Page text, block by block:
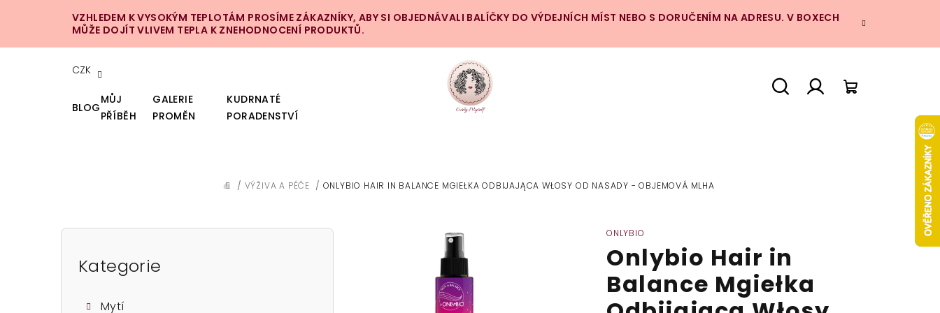
VZHLEDEM K VYSOKÝM TEPLOTÁM PROSÍME ZÁKAZNÍKY, ABY SI OBJEDNÁVALI BALÍČKY DO VÝDEJNÍCH MÍST NEBO S DORUČENÍM NA ADRESU. V BOXECH
MŮŽE DOJÍT VLIVEM TEPLA K ZNEHODNOCENÍ PRODUKTŮ.
CZK
BLOG
MŮJ
PŘÍBĚH
GALERIE
PROMĚN
KUDRNATÉ
PORADENSTVÍ
DOMŮ
/ VÝŽIVA A PÉČE / ONLYBIO HAIR IN BALANCE MGIEŁKA ODBIJAJĄCA WŁOSY OD NASADY - OBJEMOVÁ MLHA
P
Přeskočit
kategorie
Kategorie
Mytí
ONLYBIO
Onlybio Hair in
Balance Mgiełka